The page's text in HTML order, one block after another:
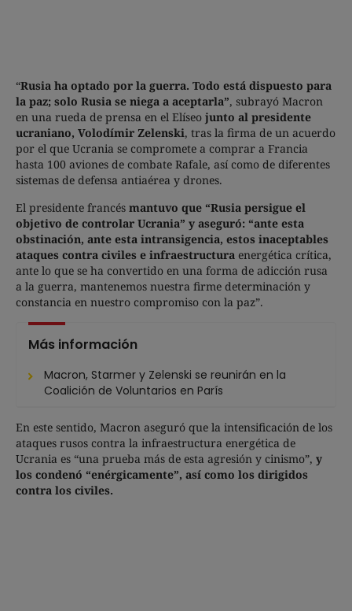
“Rusia ha optado por la guerra. Todo está dispuesto para
la paz; solo Rusia se niega a aceptarla”, subrayó Macron
en una rueda de prensa en el Elíseo junto al presidente
ucraniano, Volodímir Zelenski, tras la firma de un acuerdo
por el que Ucrania se compromete a comprar a Francia
hasta 100 aviones de combate Rafale, así como de diferentes
sistemas de defensa antiaérea y drones.
El presidente francés mantuvo que “Rusia persigue el
objetivo de controlar Ucrania” y aseguró: “ante esta
obstinación, ante esta intransigencia, estos inaceptables
ataques contra civiles e infraestructura energética crítica,
ante lo que se ha convertido en una forma de adicción rusa
a la guerra, mantenemos nuestra firme determinación y
constancia en nuestro compromiso con la paz”.
Más información
Macron, Starmer y Zelenski se reunirán en la
Coalición de Voluntarios en París
En este sentido, Macron aseguró que la intensificación de los
ataques rusos contra la infraestructura energética de
Ucrania es “una prueba más de esta agresión y cinismo”, y
los condenó “enérgicamente”, así como los dirigidos
contra los civiles.